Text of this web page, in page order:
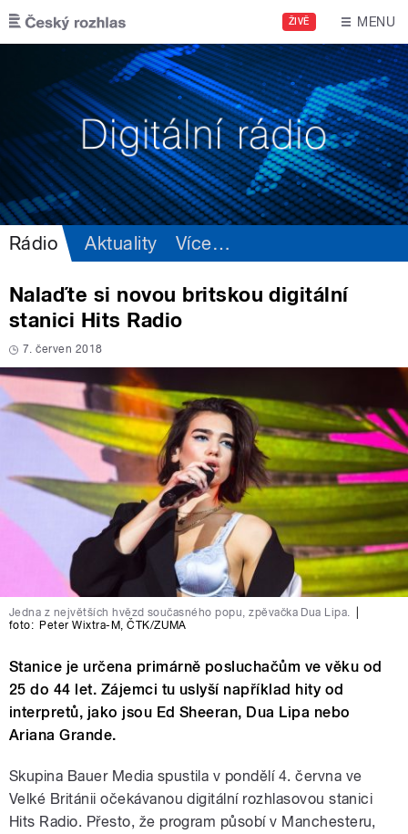
Přejít k hlavnímu obsahu
ŽIVĚ MENU
Rádio Aktuality Více…
Nalaďte si novou britskou digitální
stanici Hits Radio
7. červen 2018
Jedna z největších hvězd současného popu, zpěvačka Dua Lipa.
foto: Peter Wixtra-M,ČTK/ZUMA
Stanice je určena primárně posluchačům ve věku od
25 do 44 let. Zájemci tu uslyší například hity od
interpretů, jako jsou Ed Sheeran, Dua Lipa nebo
Ariana Grande.
Skupina Bauer Media spustila v pondělí 4. června ve
Velké Británii očekávanou digitální rozhlasovou stanici
Hits Radio. Přesto, že program působí v Manchesteru,